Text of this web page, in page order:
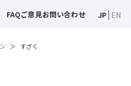
FAQご意見お問い合わせ JP EN
すざく